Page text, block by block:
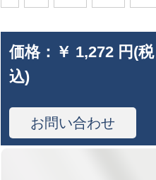
価格： ￥ 1,272 円(税
込)
お問い合わせ